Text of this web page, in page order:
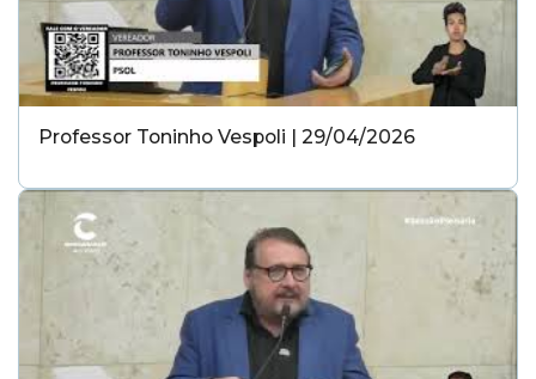
Professor Toninho Vespoli | 29/04/2026